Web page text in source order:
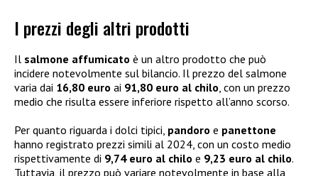
I prezzi degli altri prodotti
Il salmone affumicato è un altro prodotto che può
incidere notevolmente sul bilancio. Il prezzo del salmone
varia dai 16,80 euro ai 91,80 euro al chilo , con un prezzo
medio che risulta essere inferiore rispetto all’anno scorso.
Per quanto riguarda i dolci tipici, pandoro e panettone
hanno registrato prezzi simili al 2024, con un costo medio
rispettivamente di 9,74 euro al chilo e 9,23 euro al chilo.
Tuttavia, il prezzo può variare notevolmente in base alla